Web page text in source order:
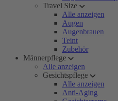
Travel Size
Alle anzeigen
Augen
Augenbrauen
Teint
Zubehör
Männerpflege
Alle anzeigen
Gesichtspflege
Alle anzeigen
Anti-Aging